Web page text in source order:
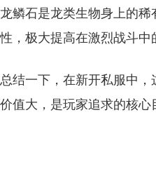
龙鳞石是龙类生物身上的
性，极大提高在激烈战斗中
总结一下，在新开私服中
价值大，是玩家追求的核